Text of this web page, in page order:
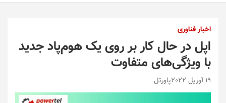
اخبار فناوری
اپل در حال کار بر روی یک هوم‌پاد جدید
با ویژگی‌های متفاوت
19 آوریل 2022 پاورتل